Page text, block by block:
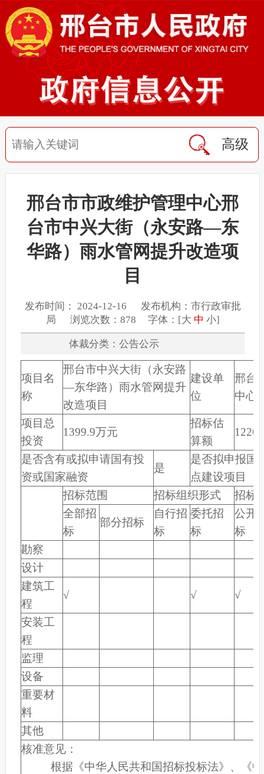
高级
邢台市市政维护管理中心邢
台市中兴大街（永安路—东
华路）雨水管网提升改造项
目
发布时间： 2024-12-16 发布机构：市行政审批
局 浏览次数：878 字体：[大 中 小]
体裁分类：公告公示
项目名
称
邢台市中兴大街（永安路
—东华路）雨水管网提升
改造项目
建设单
位
邢台
中心
项目总
投资
1399.9万元
招标估
算额
是否含有或拟申请国有投
资或国家融资
是
是否拟申报国
点建设项目
招标范围
招标组织形式
招标
全部招
标
部分招标
自行招
标
委托招
标
公开
标
勘察
设计
建筑工
程
√ √ √
安装工
程
监理
设备
重要材
料
其他
核准意见：
根据《中华人民共和国招标投标法》、《中